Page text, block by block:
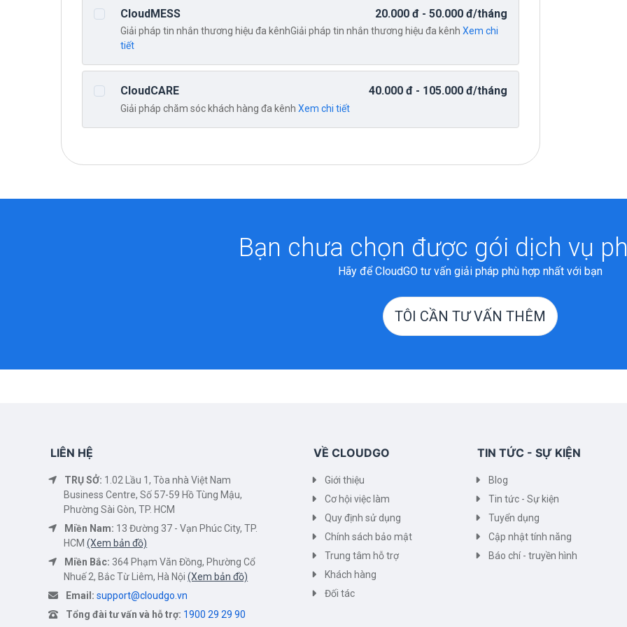
CloudMESS 20.000 đ- 50.000 đ/tháng
Giải pháp tin nhắn thương hiệu đa kênhGiải pháp tin nhắn thương hiệu đa kênh Xem chi
tiết
CloudCARE 40.000 đ- 105.000 đ/tháng
Giải pháp chăm sóc khách hàng đa kênh Xem chi tiết
Bạn chưa chọn được gói dịch vụ
Hãy để CloudGO tư vấn giải pháp phù hợp nhất với bạn
TÔI CẦN TƯ VẤN THÊM
LIÊN HỆ
TRỤ SỞ: 1.02 Lầu 1, Tòa nhà Việt Nam
Business Centre, Số 57-59 Hồ Tùng Mậu,
Phường Sài Gòn, TP. HCM
Miền Nam: 13 Đường 37 - Vạn Phúc City, TP.
HCM(Xem bản đồ)
Miền Bắc: 364 Phạm Văn Đồng, Phường Cổ
Nhuế 2, Bắc Từ Liêm, Hà Nội(Xem bản đồ)
Email: support@cloudgo.vn
Tổng đài tư vấn và hỗ trợ: 1900 29 29 90
VỀ CLOUDGO
Giới thiệu
Cơ hội việc làm
Quy định sử dụng
Chính sách bảo mật
Trung tâm hỗ trợ
Khách hàng
Đối tác
TIN TỨC - SỰ KIỆN
Blog
Tin tức - Sự kiện
Tuyển dụng
Cập nhật tính năng
Báo chí - truyền hình